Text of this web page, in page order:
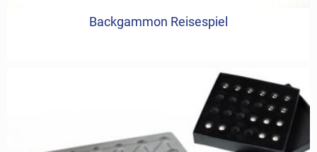
Backgammon Reisespiel